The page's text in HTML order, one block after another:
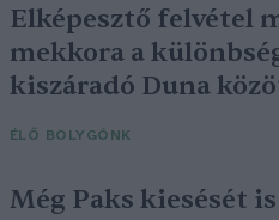
Elképesztő felvétel
mekkora a
kiszáradó Duna
ÉLŐ BOLYGÓNK
Még Paks kiesését